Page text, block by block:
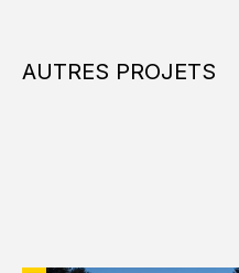
AUTRES PROJETS